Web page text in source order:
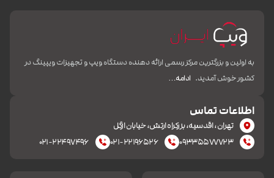
به اولین و بزرگترین مرکز رسمی ارائه دهنده دستگاه ویپ و تجهیزات ویپینگ در
کشور خوش آمدید. ادامه…
اطلاعات تماس
تهران، اقدسیه، بزرکراه ارتش، خیابان ازگل
۰۹۳۳۵۵۷۷۷۲۳
۰۲۱-۲۲۱۹۶۵۲۶ ۰۲۱-۲۲۴۹۷۴۹۶